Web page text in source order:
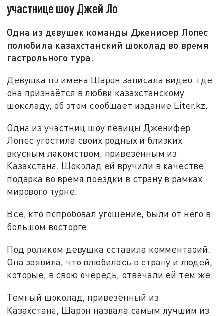
участнице шоу Джей Ло
Одна из девушек команды Дженифер Лопес
полюбила казахстанский шоколад во время
гастрольного тура.
Девушка по имена Шарон записала видео, где
она признаётся в любви казахстанскому
шоколаду, об этом сообщает издание Liter.kz.
Одна из участниц шоу певицы Дженифер
Лопес угостила своих родных и близких
вкусным лакомством, привезённым из
Казахстана. Шоколад ей вручили в качестве
подарка во время поездки в страну в рамках
мирового турне.
Все, кто попробовал угощение, были от него в
большом восторге.
Под роликом девушка оставила комментарий.
Она заявила, что влюбилась в страну и людей,
которые, в свою очередь, отвечали ей тем же.
Тёмный шоколад, привезённый из
Казахстана, Шарон назвала самым лучшим из